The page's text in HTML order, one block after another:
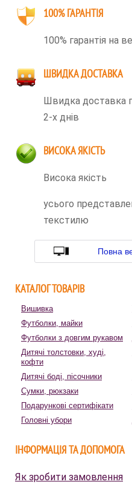
100% ГАРАНТІЯ
100% гарантія на
ШВИДКА ДОСТАВКА
Швидка доставка
2-х днів
ВИСОКА ЯКІСТЬ
Висока якість
усього
текстилю
Повна
КАТАЛОГ ТОВАРІВ
Вишивка
Футболки, майки
Футболки з довгим рукавом
Дитячі толстовки, худі,
кофти
Дитячі боді, пісочники
Сумки, рюкзаки
Подарункові сертифікати
Головні убори
ІНФОРМАЦІЯ ТА ДОПОМОГА
Як зробити замовлення